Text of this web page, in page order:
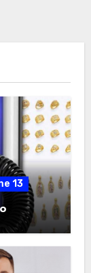
13